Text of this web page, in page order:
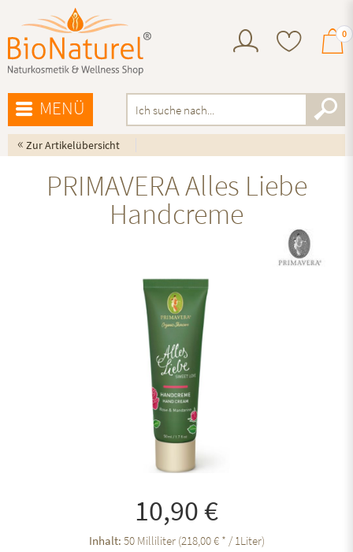
0
MENÜ
« Zur Artikelübersicht
PRIMAVERA Alles Liebe
Handcreme
10,90 €
Inhalt: 50 Milliliter (218,00 € * / 1Liter)